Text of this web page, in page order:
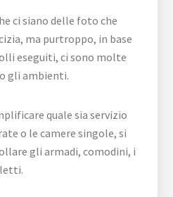
ci siano delle foto che
ma purtroppo, in base
eseguiti, ci sono molte
gli ambienti.
quale sia servizio
o le camere singole, si
gli armadi, comodini, i